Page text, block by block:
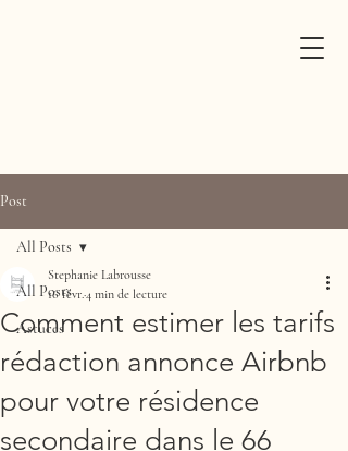
Post
All Posts
Astuces
All Posts
Comment estimer les tarifs
rédaction annonce Airbnb
pour votre résidence
secondaire dans le 66
Stephanie Labrousse
16 févr.4 min de lecture